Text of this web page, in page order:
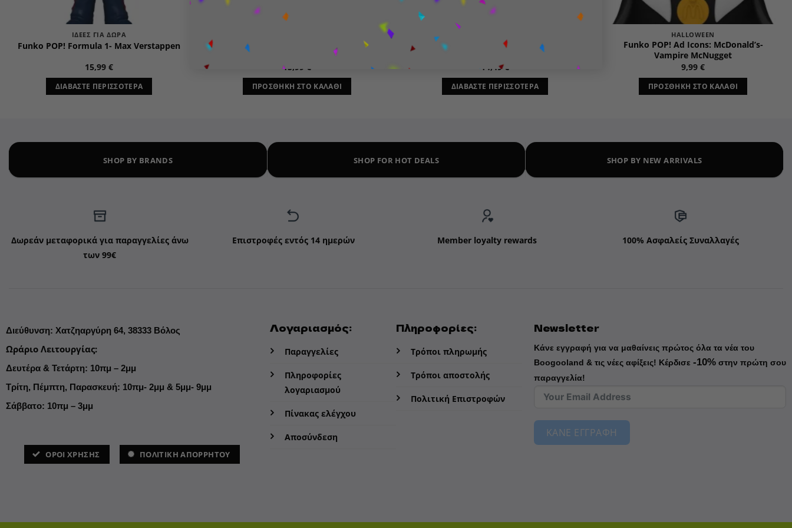
ΙΔΈΕΣ ΓΙΑ ΔΏΡΑ
Funko POP! Formula 1- Max Verstappen
15,99 €
ΔΙΑΒΆΣΤΕ ΠΕΡΙΣΣΌΤΕΡΑ
Funko POP! Football: Manchester City F.C.-
15,99 €
ΠΡΟΣΘΉΚΗ ΣΤΟ ΚΑΛΆΘΙ
Funko POP! Rocks: Queen Freddie Mercury
(I was born to love you)
14,49€
ΔΙΑΒΆΣΤΕ ΠΕΡΙΣΣΌΤΕΡΑ
HALLOWEEN
Funko POP! Ad Icons: McDonald’s-
Vampire McNugget
9,99 €
ΠΡΟΣΘΉΚΗ ΣΤΟ ΚΑΛΆΘΙ
SHOP BY BRANDS SHOP FOR HOT DEALS SHOP BY NEW ARRIVALS
Δωρεάν μεταφορικά για παραγγελίες άνω
των 99€
Επιστροφές εντός 14 ημερών Member loyalty rewards 100% Ασφαλείς Συναλλαγές
Διεύθυνση: Χατζηαργύρη 64, 38333 Βόλος
Ωράριο Λειτουργίας:
Δευτέρα & Τετάρτη: 10πμ – 2μμ
Τρίτη, Πέμπτη, Παρασκευή: 10πμ- 2μμ & 5μμ- 9μμ
Σάββατο: 10πμ – 3μμ
ΌΡΟΙ ΧΡΗΣΗΣ ΠΟΛΙΤΙΚΗ ΑΠΟΡΡΗΤΟΥ
Λογαριασμός:
Παραγγελίες
Πληροφορίες
λογαριασμού
Πίνακας ελέγχου
Αποσύνδεση
Πληροφορίες:
Τρόποι πληρωμής
Τρόποι αποστολής
Πολιτική Επιστροφών
Newsletter
Κάνε εγγραφή για να μαθαίνεις πρώτος όλα τα νέα του
Boogooland & τις νέες αφίξεις! Κέρδισε -10%στην πρώτη σου
παραγγελία!
ΚΑΝΕ ΕΓΓΡΑΦΗ